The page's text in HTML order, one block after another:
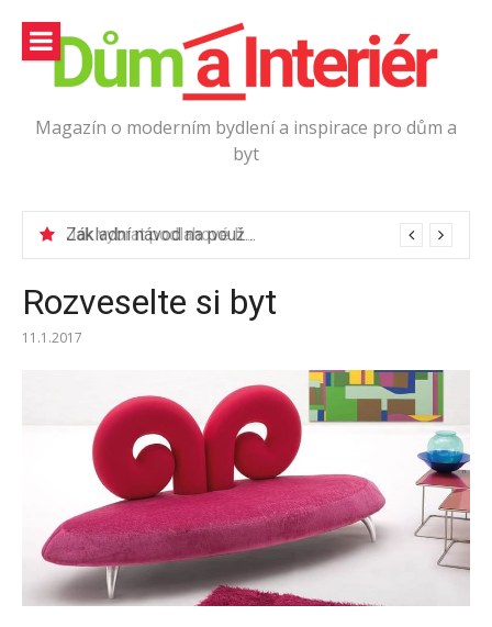
obsah
Magazín o moderním bydlení a inspirace pro dům a
byt
Jak vybrat podlahové lišty?
Rozveselte si byt
11.1.2017